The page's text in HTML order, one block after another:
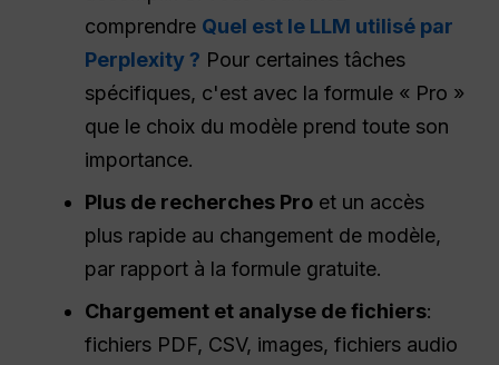
comprendre Quel est le LLM utilisé par
Perplexity ? Pour certaines tâches
spécifiques, c'est avec la formule « Pro »
que le choix du modèle prend toute son
importance.
Plus de recherches Pro et un accès
plus rapide au changement de modèle,
par rapport à la formule gratuite.
Chargement et analyse de fichiers:
fichiers PDF, CSV, images, fichiers audio